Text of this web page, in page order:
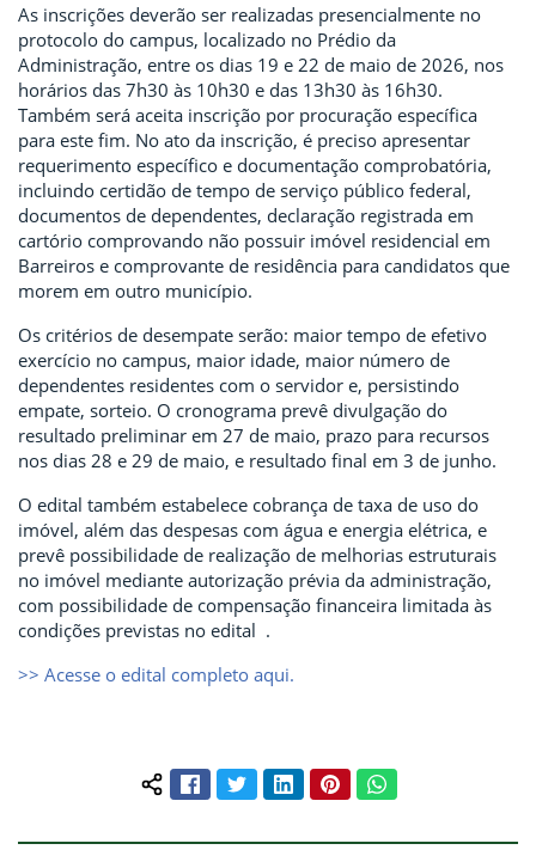
As inscrições deverão ser realizadas presencialmente no
protocolo do campus, localizado no Prédio da
Administração, entre os dias 19 e 22 de maio de 2026, nos
horários das 7h30 às 10h30 e das 13h30 às 16h30.
Também será aceita inscrição por procuração específica
para este fim. No ato da inscrição, é preciso apresentar
requerimento específico e documentação comprobatória,
incluindo certidão de tempo de serviço público federal,
documentos de dependentes, declaração registrada em
cartório comprovando não possuir imóvel residencial em
Barreiros e comprovante de residência para candidatos que
morem em outro município.
Os critérios de desempate serão: maior tempo de efetivo
exercício no campus, maior idade, maior número de
dependentes residentes com o servidor e, persistindo
empate, sorteio. O cronograma prevê divulgação do
resultado preliminar em 27 de maio, prazo para recursos
nos dias 28 e 29 de maio, e resultado final em 3 de junho.
O edital também estabelece cobrança de taxa de uso do
imóvel, além das despesas com água e energia elétrica, e
prevê possibilidade de realização de melhorias estruturais
no imóvel mediante autorização prévia da administração,
com possibilidade de compensação financeira limitada às
condições previstas no edital .
>> Acesse o edital completo aqui.
Compartilhar conteúdo:
FacebookTwitterLinkedInPinterestWhatsApp